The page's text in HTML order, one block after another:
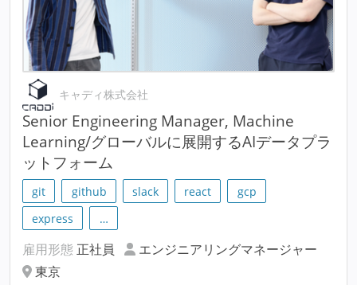
キャディ株式会社
Senior Engineering Manager, Machine
Learning/グローバルに展開するAIデータプラ
ットフォーム
git github slack react
gcp
express
…
雇用形態 正社員
エンジニアリングマネージャー
東京